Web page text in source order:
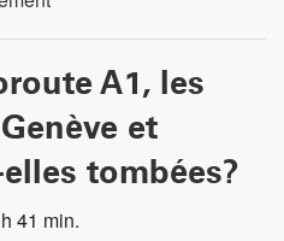
A1, les
et
tombées?
41 min.